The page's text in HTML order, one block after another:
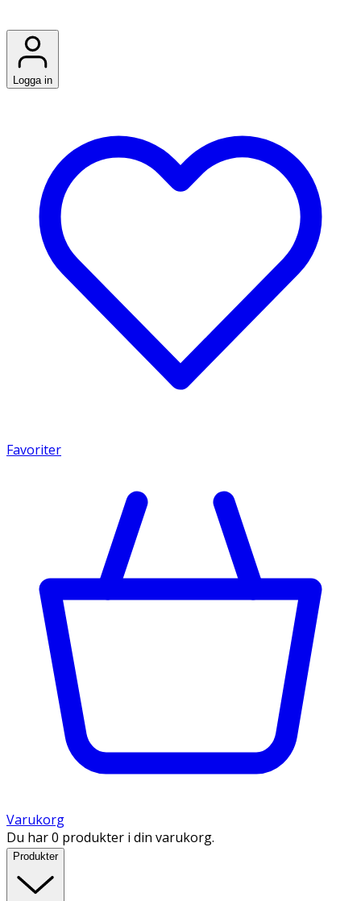
Logga in
Favoriter
Varukorg
Du har 0 produkter i din varukorg.
Produkter